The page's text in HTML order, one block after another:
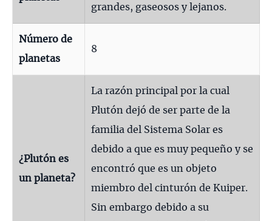
grandes, gaseosos y lejanos.
Número de
planetas
8
¿Plutón es
un planeta?
La razón principal por la cual
Plutón dejó de ser parte de la
familia del Sistema Solar es
debido a que es muy pequeño y se
encontró que es un objeto
miembro del cinturón de Kuiper.
Sin embargo debido a su